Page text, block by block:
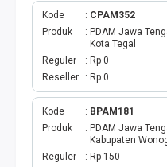
RAF MEDIA WIFI
Kode
CPAM352
Produk
PDAM Jawa
Kota Tegal
Reguler
Rp 0
Reseller
Rp 0
Kode
BPAM181
Produk
PDAM Jawa
Kabupaten
Reguler
Rp 150